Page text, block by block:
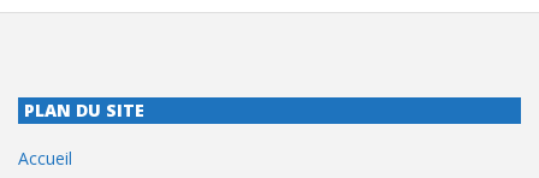
PLAN DU SITE
Accueil